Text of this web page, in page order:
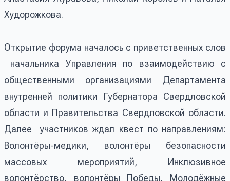
Худорожкова.
Открытие форума началось с приветственных слов
начальника Управления по взаимодействию с
общественными организациями Департамента
внутренней политики Губернатора Свердловской
области и Правительства Свердловской области.
Далее участников ждал квест по направлениям:
Волонтёры-медики, волонтёры безопасности
массовых мероприятий, Инклюзивное
волонтёрство, волонтёры Победы, Молодёжные